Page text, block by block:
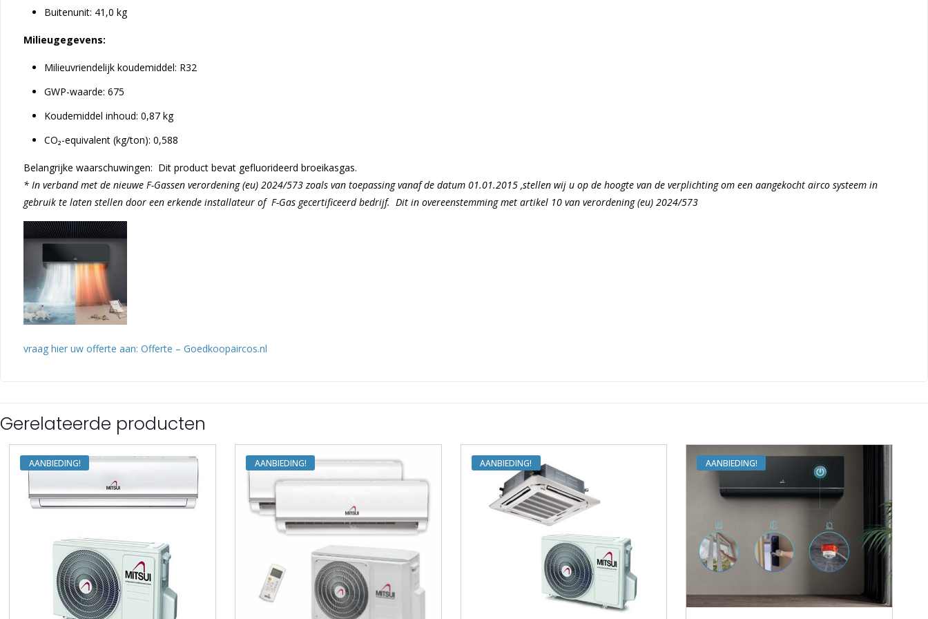
Buitenunit: 41,0 kg
Milieugegevens:
Milieuvriendelijk koudemiddel: R32
GWP-waarde: 675
Koudemiddel inhoud: 0,87 kg
CO₂-equivalent (kg/ton): 0,588
Belangrijke waarschuwingen: Dit product bevat gefluorideerd broeikasgas.
* In verband met de nieuwe F-Gassen verordening (eu) 2024/573 zoals van toepassing vanaf de datum 01.01.2015 ,stellen wij u op de hoogte van de verplichting om een aangekocht airco systeem in
gebruik te laten stellen door een erkende installateur of F-Gas gecertificeerd bedrijf. Dit in overeenstemming met artikel 10 van verordening (eu) 2024/573
vraag hier uw offerte aan: Offerte – Goedkoopaircos.nl
Gerelateerde producten
AANBIEDING